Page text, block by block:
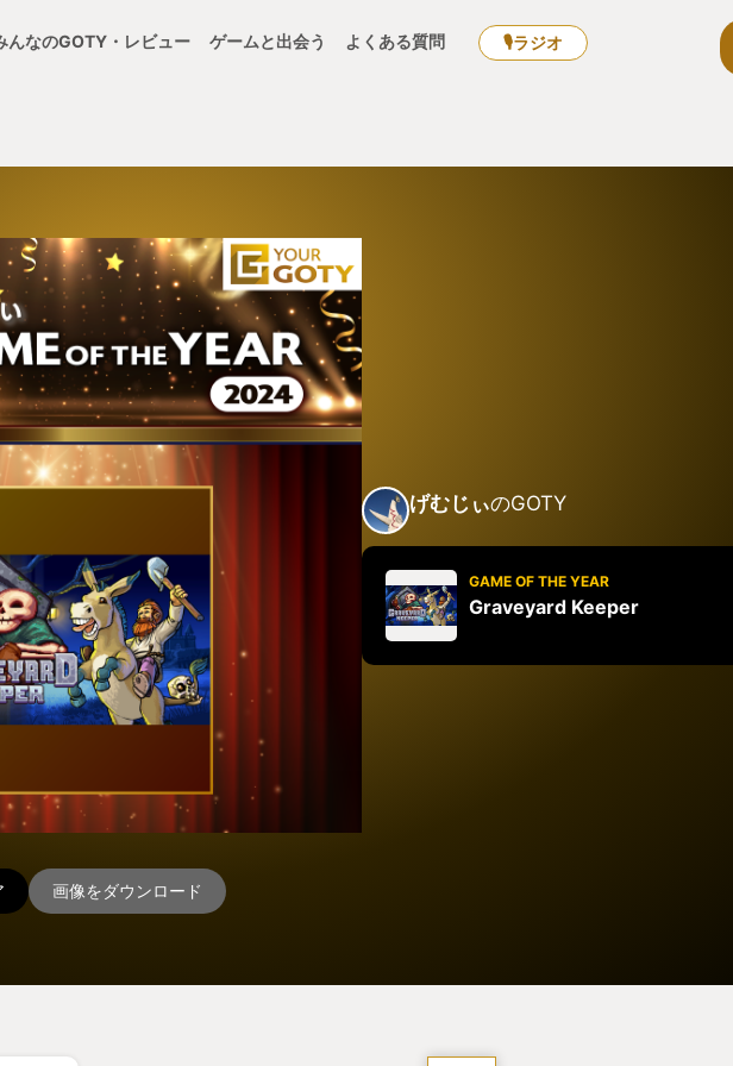
んなのGOTY・レビュー ゲームと出会う よくある質問 🎙ラジオ
画像をダウンロード
げむじぃのGOTY
GAME OF THE YEAR
Graveyard Keeper